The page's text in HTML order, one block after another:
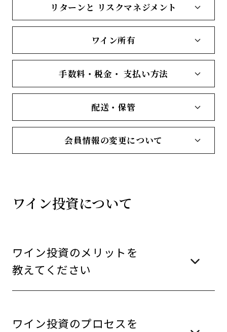
リターンと リスクマネジメント
ワイン所有
手数料・税金・ 支払い方法
配送・保管
会員情報の変更について
ワイン投資について
ワイン投資のメリットを
教えてください
ワイン投資のプロセスを